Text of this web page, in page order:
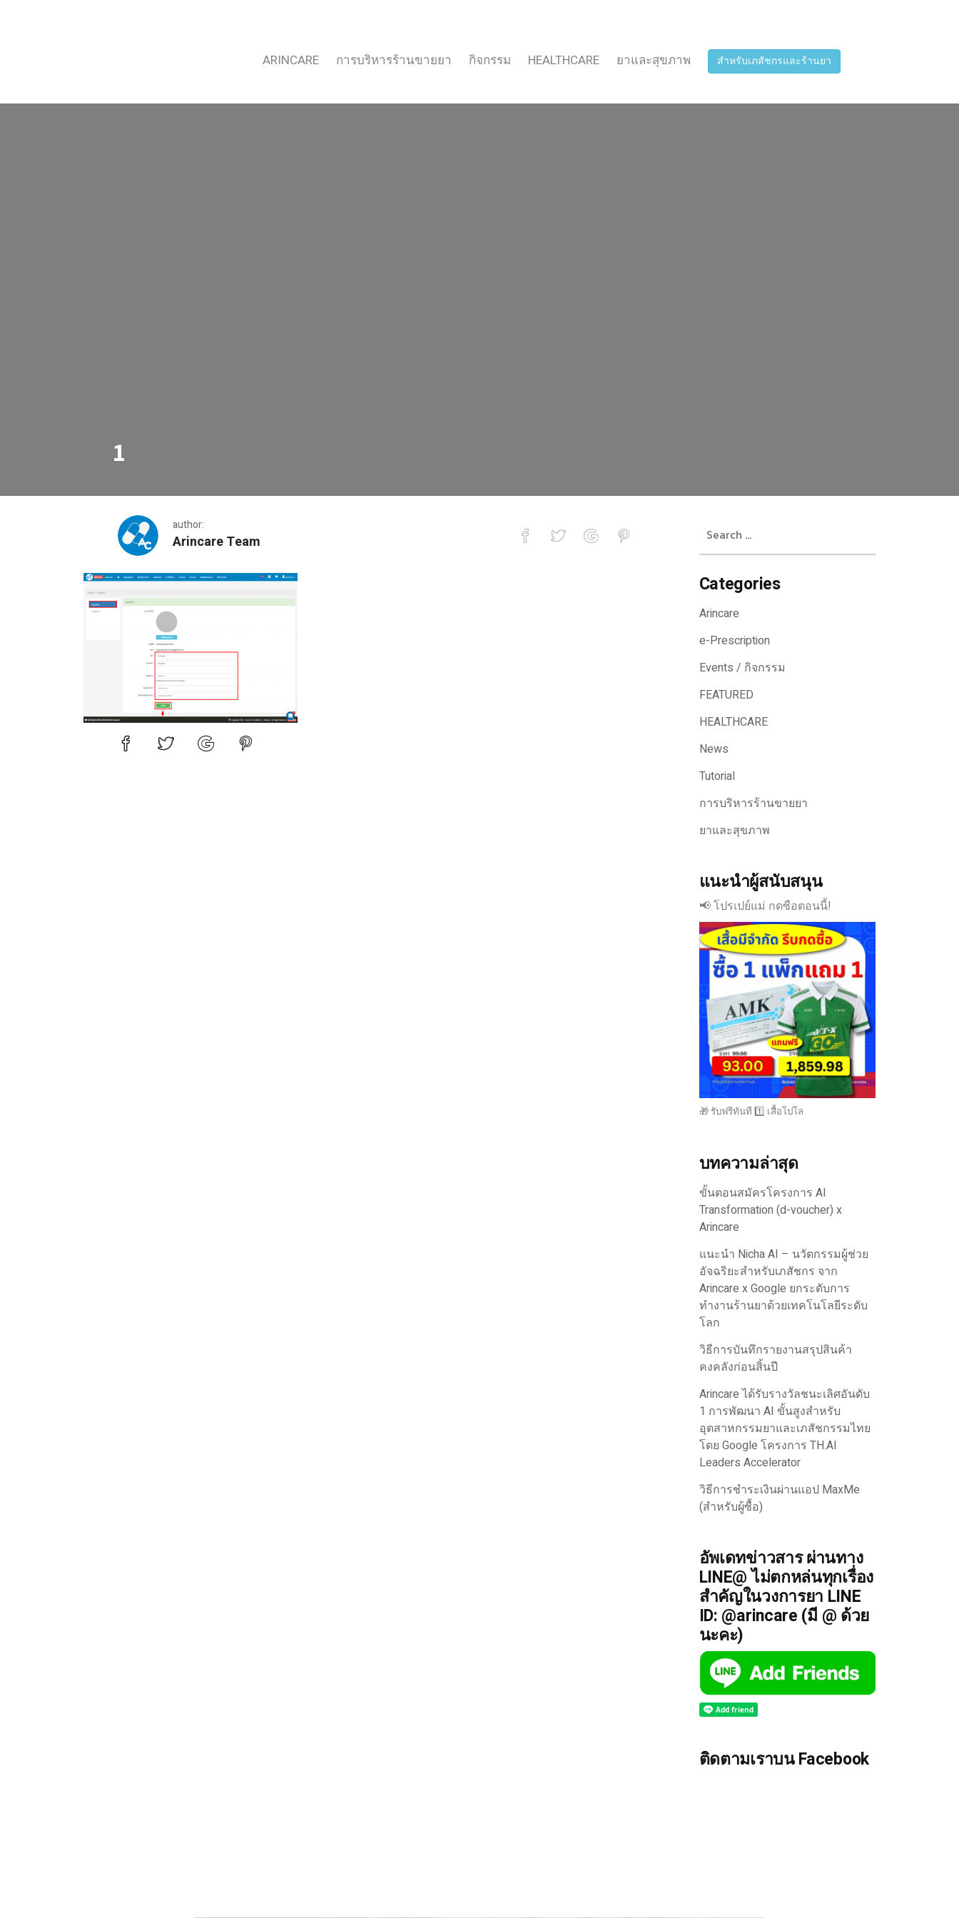
ARINCARE การบริหารร้านขายยา กิจกรรม HEALTHCARE ยาและสุขภาพ สำหรับเภสัชกรและร้านยา
1
author:
Arincare Team
1
for:
Categories
Arincare
e-Prescription
Events / กิจกรรม
FEATURED
HEALTHCARE
News
Tutorial
การบริหารร้านขายยา
ยาและสุขภาพ
แนะนำผู้สนับสนุน
📢 โปรเปย์แม่ กดซือตอนนี้!
🎁 รับฟรีทันที 1️⃣ เสื้อโปโล
บทความล่าสุด
ขั้นตอนสมัครโครงการ AI
Transformation (d-voucher) x
Arincare
แนะนำ Nicha AI – นวัตกรรมผู้ช่วย
อัจฉริยะสำหรับเภสัชกร จาก
Arincare x Google ยกระดับการ
ทำงานร้านยาด้วยเทคโนโลยีระดับ
โลก
วิธีการบันทึกรายงานสรุปสินค้า
คงคลังก่อนสิ้นปี
Arincare ได้รับรางวัลชนะเลิศอันดับ
1 การพัฒนา AI ขั้นสูงสำหรับ
อุตสาหกรรมยาและเภสัชกรรมไทย
โดย Google โครงการ TH.AI
Leaders Accelerator
วิธีการชำระเงินผ่านแอป MaxMe
(สำหรับผู้ซื้อ)
อัพเดทข่าวสาร ผ่านทาง
LINE@ ไม่ตกหล่นทุกเรื่อง
สำคัญในวงการยา LINE
ID: @arincare (มี @ ด้วย
นะคะ)
ติดตามเราบน Facebook